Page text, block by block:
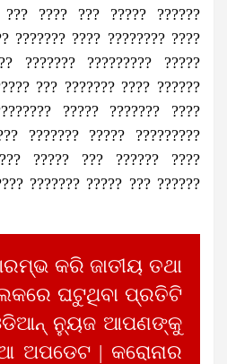
??? ???? ??? ????? ??????
??????? ???? ???????? ????
??????? ????????? ?????
??? ??????? ???? ??????
????? ??????? ????
??????? ????? ?????????
????? ??? ?????? ????
??????? ????? ??? ??????
କରି ଜାତୀୟ ତଥା
ଘଟୁଥିବା ପ୍ରତିଟି
ନ୍ୟୁଜ ଆପଣଙ୍କୁ
ଅପଡେଟ | କରୋନାର